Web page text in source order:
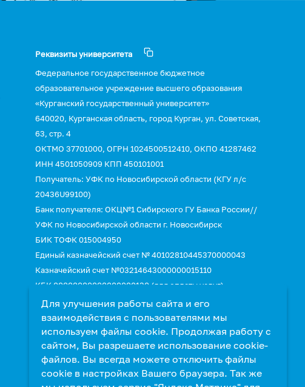
Реквизиты университета
Федеральное государственное бюджетное
образовательное учреждение высшего образования
«Курганский государственный университет»
640020, Курганская область, город Курган, ул. Советская,
63, стр. 4
ОКТМО 37701000, ОГРН 1024500512410, ОКПО 41287462
ИНН 4501050909 КПП 450101001
Получатель: УФК по Новосибирской области (КГУ л/с
20436U99100)
Банк получателя: ОКЦ№1 Сибирского ГУ Банка России//
УФК по Новосибирской области г. Новосибирск
БИК ТОФК 015004950
Единый казначейский счет № 40102810445370000043
Казначейский счет №03214643000000015110
КБК 00000000000000000130 (для оплаты услуг)
УИН 0
Для улучшения работы сайта и его
взаимодействия с пользователями мы
используем файлы cookie. Продолжая работу с
сайтом, Вы разрешаете использование cookie-
файлов. Вы всегда можете отключить файлы
cookie в настройках Вашего браузера. Так же